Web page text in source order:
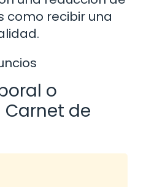
como recibir una
o
de